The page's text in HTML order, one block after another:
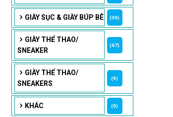
GIÀY SỤC & GIÀY BÚP BÊ (36)
GIÀY THỂ THAO/
SNEAKER
(67)
GIÀY THỂ THAO/
SNEAKERS
(4)
KHÁC (0)